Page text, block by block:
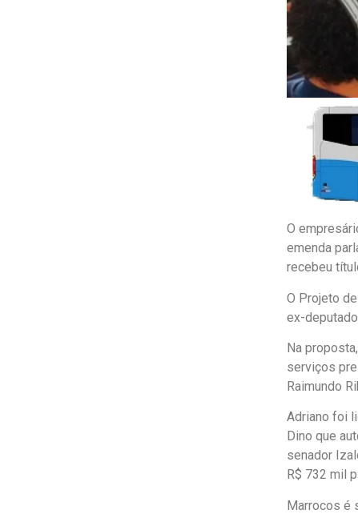
O
emenda
recebeu
O Projeto
ex-
Na
serviços
Raimundo
Adriano foi
Dino que
senador
R$ 732 mil
Marrocos é